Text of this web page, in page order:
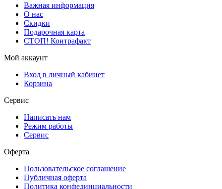
Важная информация
О нас
Скидки
Подарочная карта
СТОП! Контрафакт
Мой аккаунт
Вход в личный кабинет
Корзина
Сервис
Написать нам
Режим работы
Сервис
Оферта
Пользовательское соглашение
Публичная оферта
Политика конфединциальности